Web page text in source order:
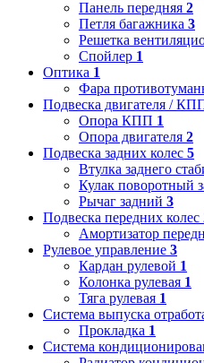
Панель передняя 2
Петля багажника 3
Решетка
Спойлер 1
Оптика 1
Фара
Подвеска двигателя /
Опора КПП 1
Опора двигателя 2
Подвеска задних колес 5
Втулка заднего
Кулак поворотный
Рычаг задний 3
Подвеска передних колес
Амортизатор
Рулевое управление 3
Кардан рулевой 1
Колонка рулевая 1
Тяга рулевая 1
Система выпуска
Прокладка 1
Система